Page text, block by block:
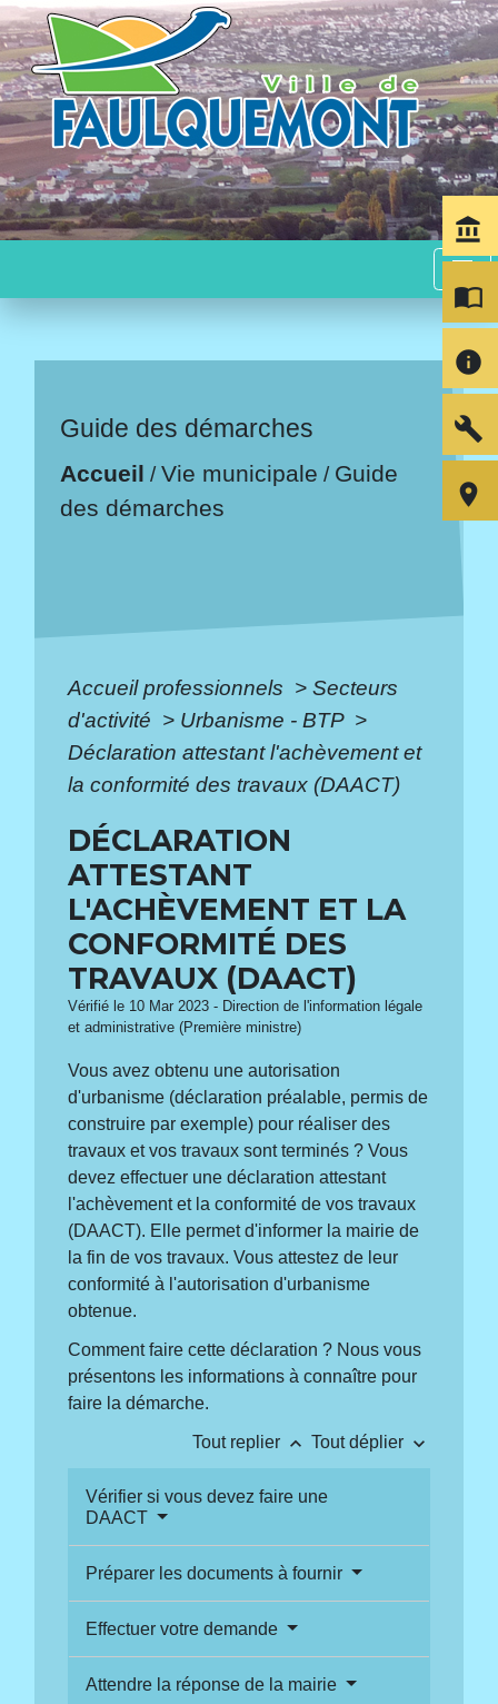
menu
Guide des démarches
Accueil /Vie municipale / Guide
des démarches
Accueil professionnels > Secteurs
d'activité > Urbanisme - BTP >
Déclaration attestant l'achèvement et
la conformité des travaux (DAACT)
DÉCLARATION
ATTESTANT
L'ACHÈVEMENT ET LA
CONFORMITÉ DES
TRAVAUX (DAACT)
Vérifié le 10 Mar 2023 - Direction de l'information légale
et administrative (Première ministre)
Vous avez obtenu une autorisation
d'urbanisme (déclaration préalable, permis de
construire par exemple) pour réaliser des
travaux et vos travaux sont terminés ? Vous
devez effectuer une déclaration attestant
l'achèvement et la conformité de vos travaux
(DAACT). Elle permet d'informer la mairie de
la fin de vos travaux. Vous attestez de leur
conformité à l'autorisation d'urbanisme
obtenue.
Comment faire cette déclaration ? Nous vous
présentons les informations à connaître pour
faire la démarche.
Tout replier keyboard_arrow_up Tout déplier keyboard_arrow_down
Vérifier si vous devez faire une
DAACT
Préparer les documents à fournir
Effectuer votre demande
Attendre la réponse de la mairie
account_balance
import_contacts
info
build
room